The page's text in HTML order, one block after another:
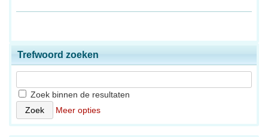
Trefwoord zoeken
Zoek binnen de resultaten
Meer opties